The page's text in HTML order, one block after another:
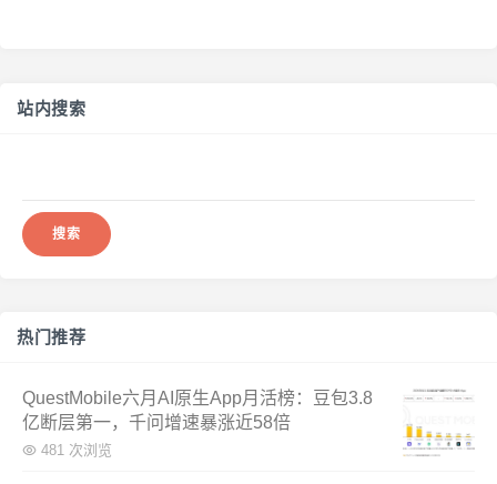
站内搜索
热门推荐
QuestMobile六月AI原生App月活榜：豆包3.8
亿断层第一，千问增速暴涨近58倍
481 次浏览